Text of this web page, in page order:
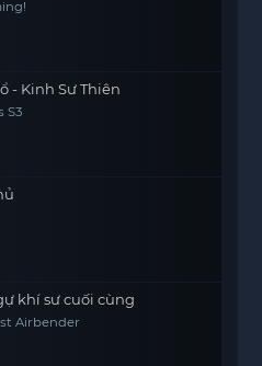
- Kinh Sư Thiên
S3
khí sư cuối cùng
Airbender